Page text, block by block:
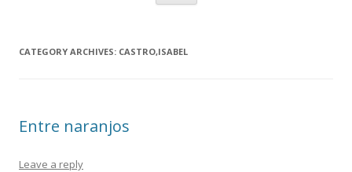
content
CATEGORY ARCHIVES: CASTRO,ISABEL
Entre naranjos
Leave a reply